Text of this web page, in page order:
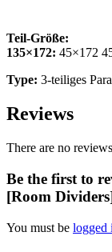
Teil-Größe:
135×172: 45×172
Type: 3-teiliges
Reviews
There are no
Be the first to
[Room
You must be logged